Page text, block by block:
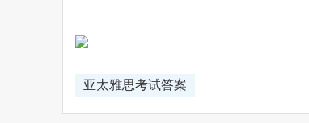
亚太雅思考试答案